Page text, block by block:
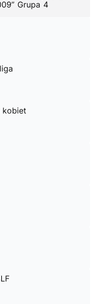
Grupa 4
kobiet